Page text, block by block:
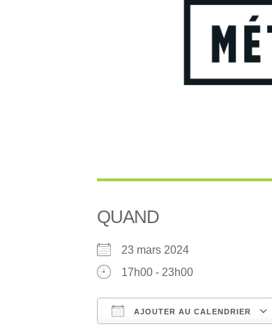
QUAND
23 mars 2024
17h00 - 23h00
AJOUTER AU CALENDRIER